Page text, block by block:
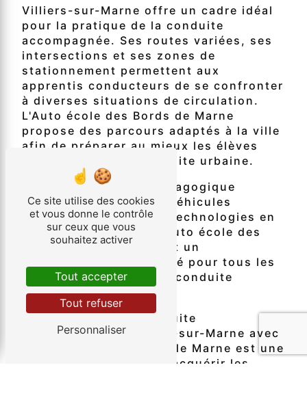
Villiers-sur-Marne offre un cadre idéal
pour la pratique de la conduite
accompagnée. Ses routes variées, ses
intersections et ses zones de
stationnement permettent aux
apprentis conducteurs de se confronter
à diverses situations de circulation.
L'Auto école des Bords de Marne
propose des parcours adaptés à la ville
afin de préparer au mieux les élèves
aux réalités de la conduite urbaine.
Grâce à son équipe pédagogique
expérimentée et à ses véhicules
équipés des dernières technologies en
matière de sécurité, l'Auto école des
Bords de Marne garantit un
apprentissage de qualité pour tous les
jeunes conducteurs en conduite
accompagnée.
En conclusion, la conduite
accompagnée à Villiers-sur-Marne avec
l'Auto école des Bords de Marne est une
étape essentielle pour acquérir les
Ce site utilise des cookies
et vous donne le contrôle
sur ceux que vous
souhaitez activer
Tout accepter
Tout refuser
Personnaliser